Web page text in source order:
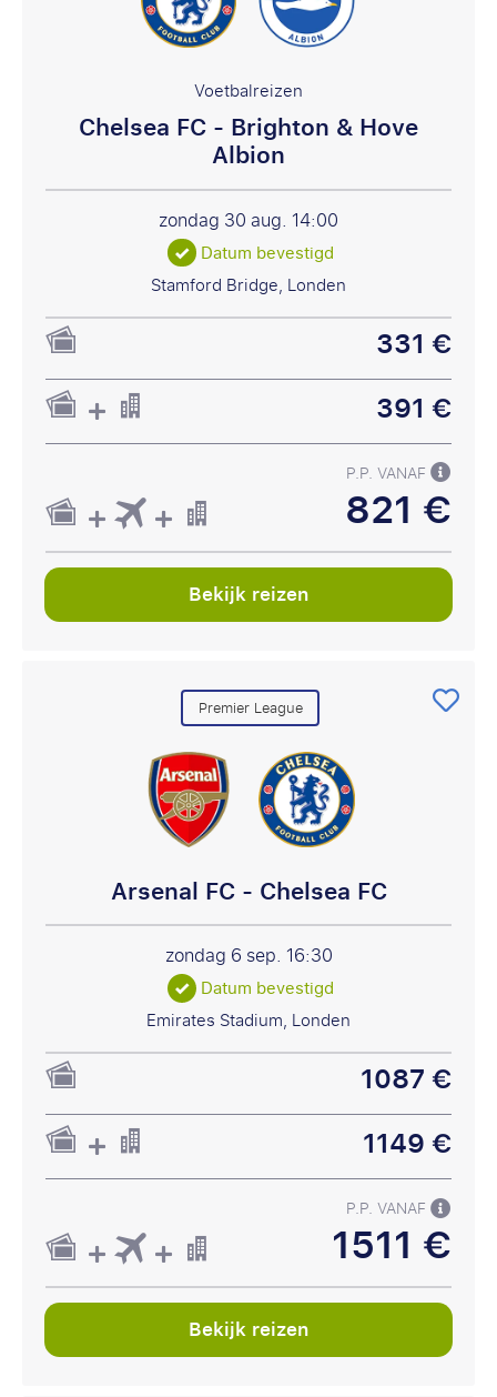
Voetbalreizen
Chelsea FC - Brighton & Hove
Albion
zondag 30 aug. 14:00
Datum bevestigd
Stamford Bridge, Londen
331 €
391 €
P.P. VANAF
821 €
Bekijk reizen
Premier League
Arsenal FC - Chelsea FC
zondag 6 sep. 16:30
Datum bevestigd
Emirates Stadium, Londen
1087 €
1149 €
P.P. VANAF
1511 €
Bekijk reizen